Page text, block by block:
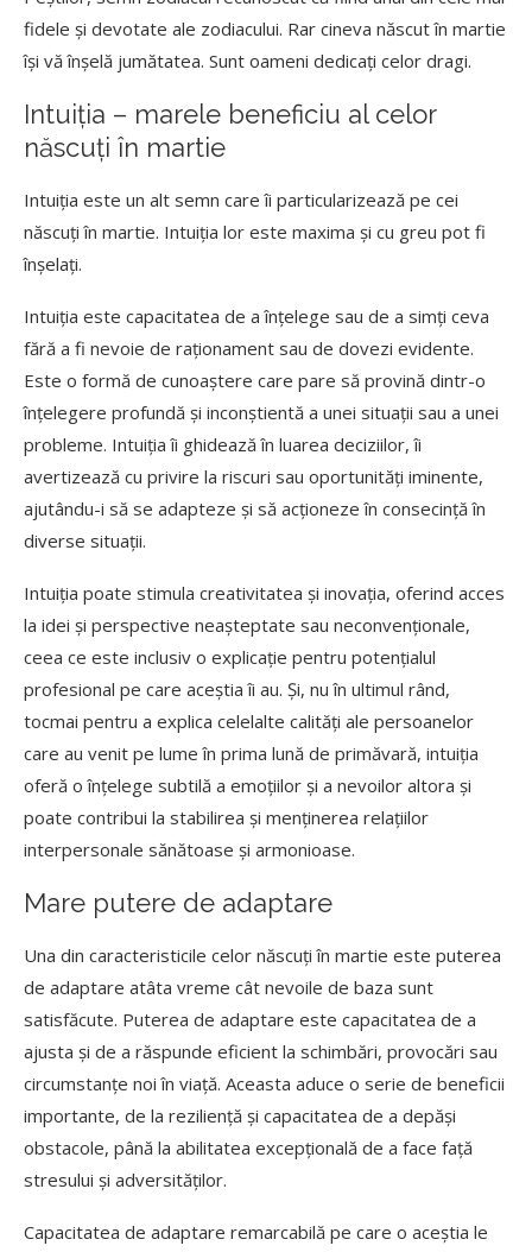
fidele și devotate ale zodiacului. Rar cineva născut în martie
își vă înșelă jumătatea. Sunt oameni dedicați celor dragi.
Intuiția – marele beneficiu al celor
născuți în martie
Intuiția este un alt semn care îi particularizează pe cei
născuți în martie. Intuiția lor este maxima și cu greu pot fi
înșelați.
Intuiția este capacitatea de a înțelege sau de a simți ceva
fără a fi nevoie de raționament sau de dovezi evidente.
Este o formă de cunoaștere care pare să provină dintr-o
înțelegere profundă și inconștientă a unei situații sau a unei
probleme. Intuiția îi ghidează în luarea deciziilor, îi
avertizează cu privire la riscuri sau oportunități iminente,
ajutându-i să se adapteze și să acționeze în consecință în
diverse situații.
Intuiția poate stimula creativitatea și inovația, oferind acces
la idei și perspective neașteptate sau neconvenționale,
ceea ce este inclusiv o explicație pentru potențialul
profesional pe care aceștia îi au. Și, nu în ultimul rând,
tocmai pentru a explica celelalte calități ale persoanelor
care au venit pe lume în prima lună de primăvară, intuiția
oferă o înțelege subtilă a emoțiilor și a nevoilor altora și
poate contribui la stabilirea și menținerea relațiilor
interpersonale sănătoase și armonioase.
Mare putere de adaptare
Una din caracteristicile celor născuți în martie este puterea
de adaptare atâta vreme cât nevoile de baza sunt
satisfăcute. Puterea de adaptare este capacitatea de a
ajusta și de a răspunde eficient la schimbări, provocări sau
circumstanțe noi în viață. Aceasta aduce o serie de beneficii
importante, de la reziliență și capacitatea de a depăși
obstacole, până la abilitatea excepțională de a face față
stresului și adversităților.
Capacitatea de adaptare remarcabilă pe care o aceștia le